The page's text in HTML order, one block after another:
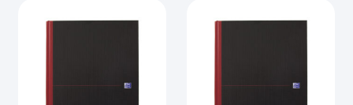
starten i livet:
5 naturinspirerade färger med